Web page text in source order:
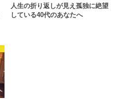
人生の折り返しが見え孤独に絶望
している40代のあなたへ